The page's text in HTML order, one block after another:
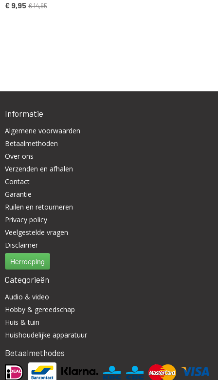
€ 9,95 € 14,95
Informatie
Algemene voorwaarden
Betaalmethoden
Over ons
Verzenden en afhalen
Contact
Garantie
Ruilen en retourneren
Privacy policy
Veelgestelde vragen
Disclaimer
Herroeping
Categorieën
Audio & video
Hobby & gereedschap
Huis & tuin
Huishoudelijke apparatuur
Betaalmethodes